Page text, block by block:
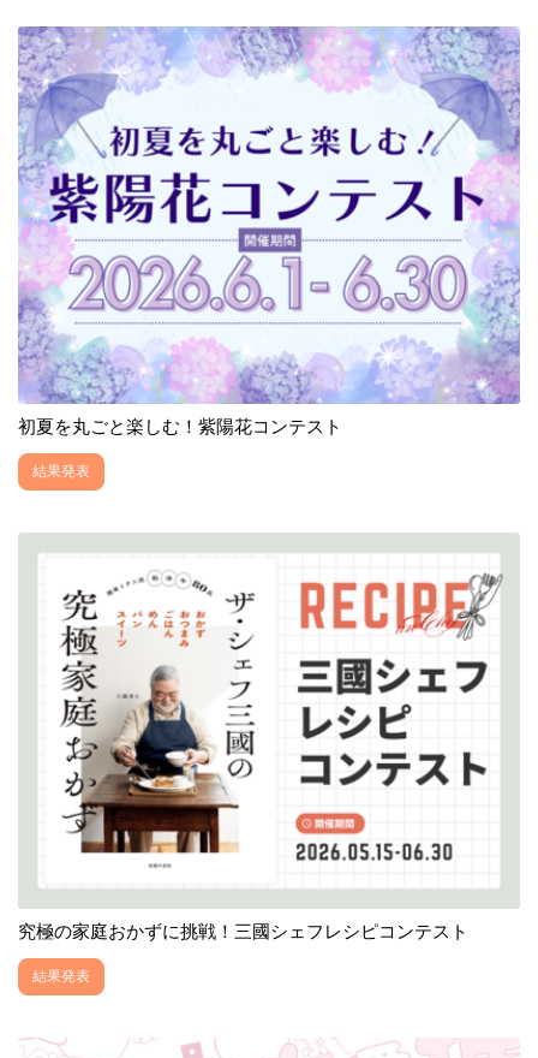
初夏を丸ごと楽しむ！紫陽花コンテスト
結果発表
究極の家庭おかずに挑戦！三國シェフレシピコンテスト
結果発表